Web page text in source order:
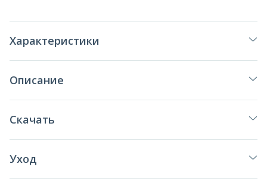
Характеристики
Описание
Скачать
Уход